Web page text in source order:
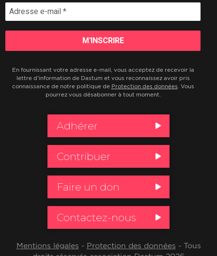
En fournissant votre adresse e-mail, vous acceptez de recevoir la
lettre d'information de Dastum et vous reconnaissez avoir pris
connaissance de notre politique de Protection des données . Vous
pourrez vous désabonner à tout moment.
Adhérer
Contribuer
Faire un don
Contactez-nous
Mentions légales - Protection des données - Tous